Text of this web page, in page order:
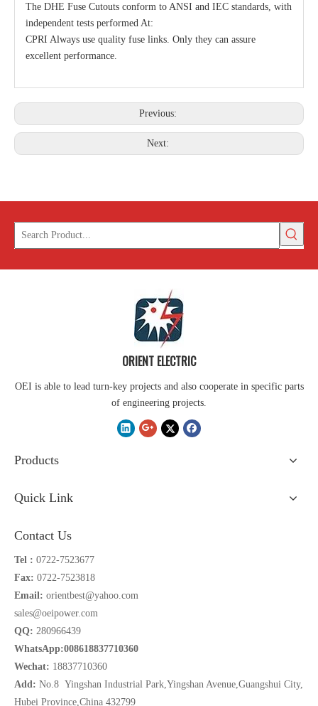
The DHE Fuse Cutouts conform to ANSI and IEC standards, with
independent tests performed At:
CPRI Always use quality fuse links. Only they can assure
excellent performance.
Previous:
Next:
ORIENT ELECTRIC
OEI is able to lead turn-key projects and also cooperate in specific parts
of engineering projects.
Products
Quick Link
Contact Us
Tel : 0722-7523677
Fax: 0722-7523818
Email: orientbest@yahoo.com
sales@oeipower.com
QQ: 280966439
WhatsApp:008618837710360
Wechat: 18837710360
Add: No.8 Yingshan Industrial Park,Yingshan Avenue,Guangshui City,
Hubei Province,China 432799